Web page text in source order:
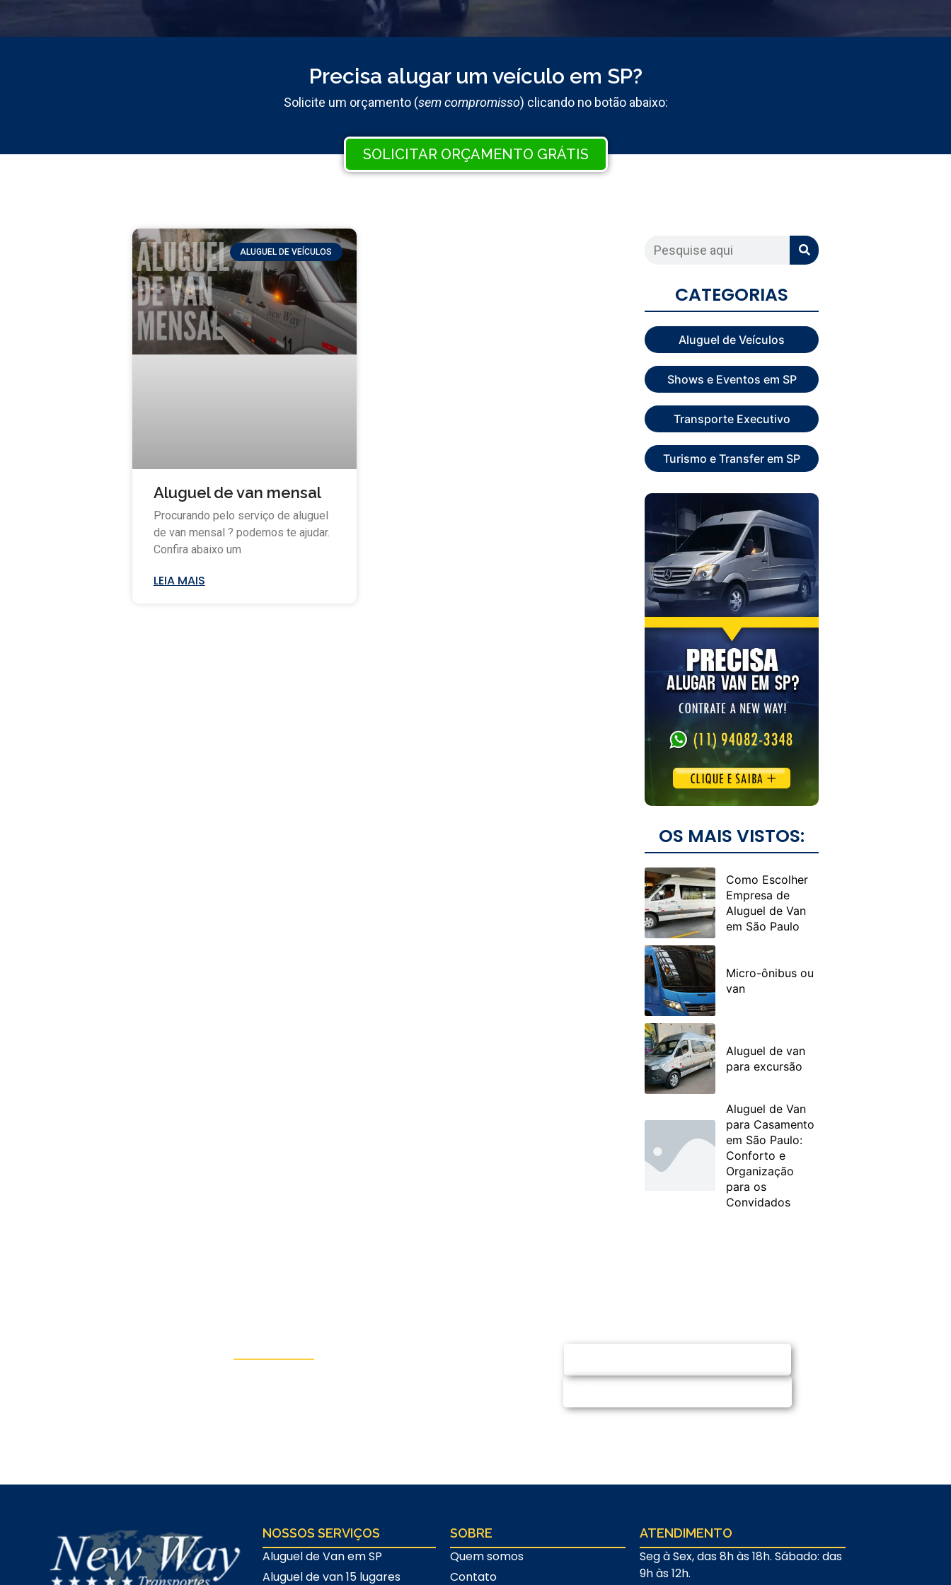
Precisa alugar um veículo em SP?
Solicite um orçamento (sem compromisso) clicando no botão abaixo:
SOLICITAR ORÇAMENTO GRÁTIS
ALUGUEL DE VEÍCULOS
Aluguel de van mensal
Procurando pelo serviço de aluguel
de van mensal ? podemos te ajudar.
Confira abaixo um
LEIA MAIS
CATEGORIAS
Aluguel de Veículos
Shows e Eventos em SP
Transporte Executivo
Turismo e Transfer em SP
OS MAIS VISTOS:
Como Escolher
Empresa de
Aluguel de Van
em São Paulo
Micro-ônibus ou
van
Aluguel de van
para excursão
Aluguel de Van
para Casamento
em São Paulo:
Conforto e
Organização
para os
Convidados
NOSSOS SERVIÇOS
Aluguel de Van em SP
Aluguel de van 15 lugares
SOBRE
Quem somos
Contato
ATENDIMENTO
Seg à Sex, das 8h às 18h. Sábado: das
9h às 12h.